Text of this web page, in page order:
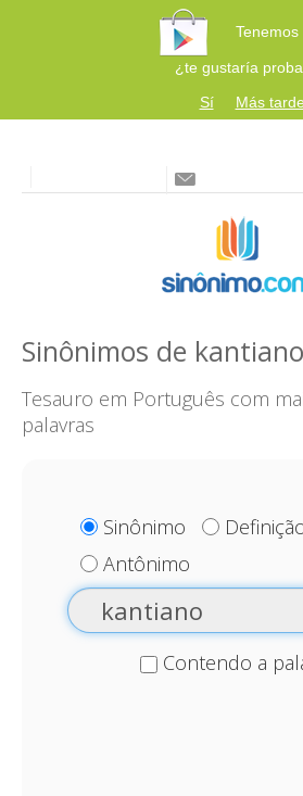
Tenemos
¿te gustaría
Sí
Más
Sinônimos de kantiano
Tesauro em Português com
palavras
Sinônimo
Antônimo
Contendo a